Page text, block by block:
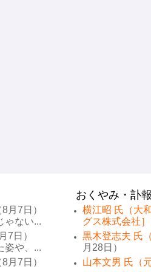
8月7日）
ゃない...
7日）
姿や、...
8月7日）
おくやみ・訃報
横江昭 氏（大
グス株式会社］
黒木登志夫 氏
月28日）
山本文男 氏（